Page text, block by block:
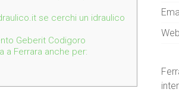
se cerchi un idraulico
Geberit Codigoro
a Ferrara anche per: